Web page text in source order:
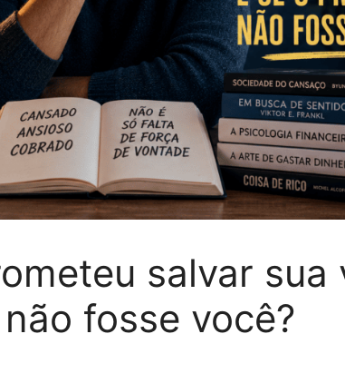
salvar sua
fosse você?